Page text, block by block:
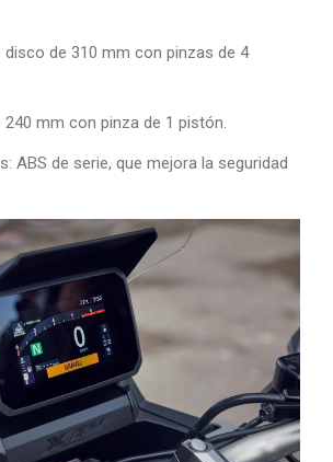
disco de 310 mm con pinzas de 4
240 mm con pinza de 1 pistón.
ABS de serie, que mejora la seguridad